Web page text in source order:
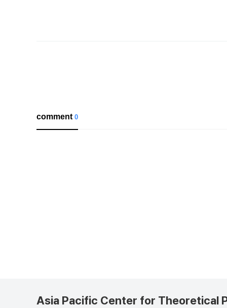
comment0
Asia Pacific Center for Theoretical